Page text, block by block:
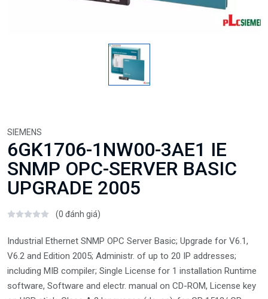
SIEMENS
6GK1706-1NW00-3AE1 IE
SNMP OPC-SERVER BASIC
UPGRADE 2005
(0 đánh giá)
Industrial Ethernet SNMP OPC Server Basic; Upgrade for V6.1,
V6.2 and Edition 2005; Administr. of up to 20 IP addresses;
including MIB compiler; Single License for 1 installation Runtime
software, Software and electr. manual on CD-ROM, License key